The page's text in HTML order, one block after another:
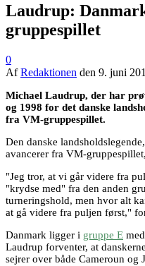
Laudrup:
gruppespillet
0
AfRedaktionen den 9. juni
Michael Laudrup, der har
og 1998 for det danske
fra VM-gruppespillet.
Den danske
avancerer fra VM-
"Jeg tror, at vi går videre fra
"krydse med" fra den anden
turneringshold, men hvor alt
at gå videre fra puljen først,"
Danmark ligger i gruppe E med
Laudrup forventer, at
sejrer over både Cameroun og